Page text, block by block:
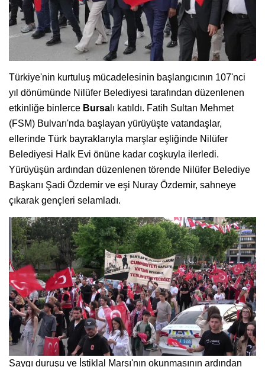
Türkiye'nin kurtuluş mücadelesinin başlangıcının 107'nci
yıl dönümünde Nilüfer Belediyesi tarafından düzenlenen
etkinliğe binlerce Bursa lı katıldı. Fatih Sultan Mehmet
(FSM) Bulvarı'nda başlayan yürüyüşte vatandaşlar,
ellerinde Türk bayraklarıyla marşlar eşliğinde Nilüfer
Belediyesi Halk Evi önüne kadar coşkuyla ilerledi.
Yürüyüşün ardından düzenlenen törende Nilüfer Belediye
Başkanı Şadi Özdemir ve eşi Nuray Özdemir, sahneye
çıkarak gençleri selamladı.
Saygı duruşu ve İstiklal Marşı'nın okunmasının ardından